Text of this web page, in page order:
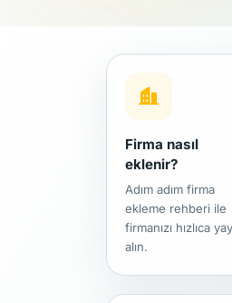
Firma nasıl
eklenir?
Adım adım firma
ekleme rehberi ile
firmanızı hızlıca
alın.
Siteye
üye
veya giriş